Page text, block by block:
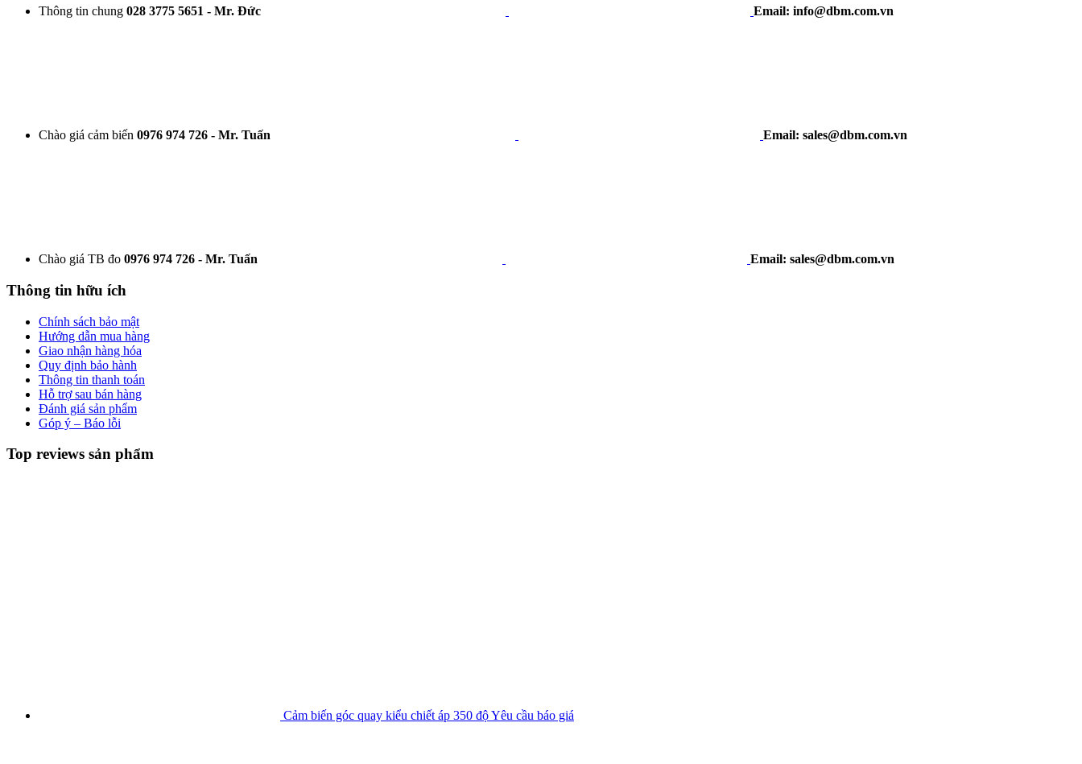
Thông tin chung 028 3775 5651 - Mr. Đức Email: info@dbm.com.vn
Chào giá cảm biến 0976 974 726 - Mr. Tuấn Email: sales@dbm.com.vn
Chào giá TB đo 0976 974 726 - Mr. Tuấn Email: sales@dbm.com.vn
Thông tin hữu ích
Chính sách bảo mật
Hướng dẫn mua hàng
Giao nhận hàng hóa
Quy định bảo hành
Thông tin thanh toán
Hỗ trợ sau bán hàng
Đánh giá sản phẩm
Góp ý – Báo lỗi
Top reviews sản phẩm
Cảm biến góc quay kiểu chiết áp 350 độYêu cầu báo giá